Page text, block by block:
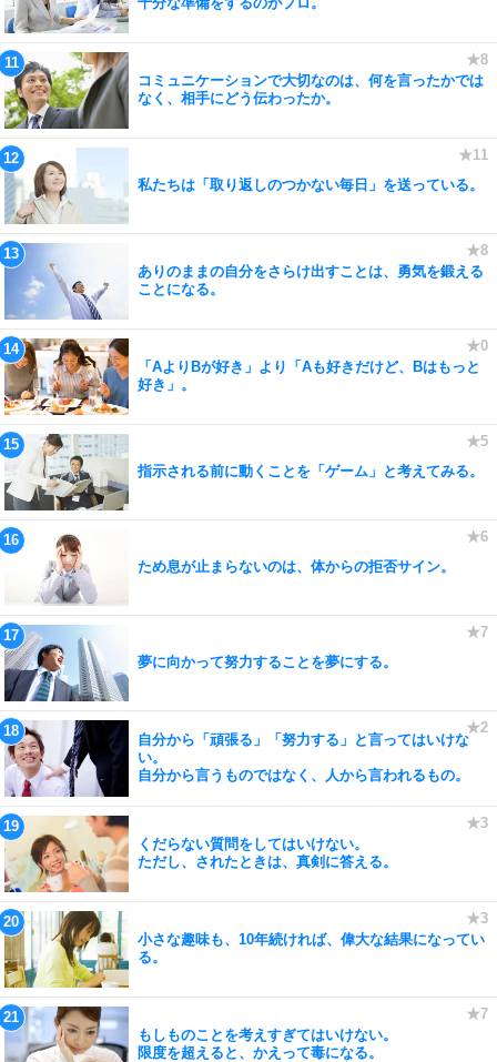
コミュニケーションで大切なのは、何を言ったかでは
なく、相手にどう伝わったか。
私たちは「取り返しのつかない毎日」を送っている。
ありのままの自分をさらけ出すことは、勇気を鍛える
ことになる。
「AよりBが好き」より「Aも好きだけど、Bはもっと
好き」。
指示される前に動くことを「ゲーム」と考えてみる。
ため息が止まらないのは、体からの拒否サイン。
夢に向かって努力することを夢にする。
自分から「頑張る」「努力する」と言ってはいけな
い。
自分から言うものではなく、人から言われるもの。
くだらない質問をしてはいけない。
ただし、されたときは、真剣に答える。
小さな趣味も、10年続ければ、偉大な結果になってい
る。
もしものことを考えすぎてはいけない。
限度を超えると、かえって毒になる。